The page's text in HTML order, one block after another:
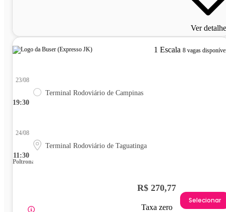
Ver
1 Escala 8 vagas
19:30
23/08
Terminal Rodoviário de Campinas
11:30
24/08
Terminal Rodoviário de Taguatinga
Poltrona
R$ 270,77
Taxa zero
Selecionar